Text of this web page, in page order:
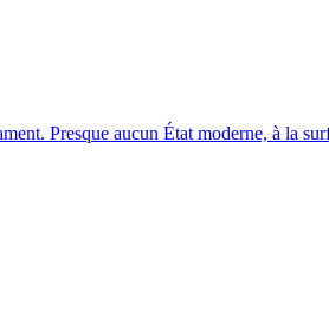
Presque aucun État moderne, à la